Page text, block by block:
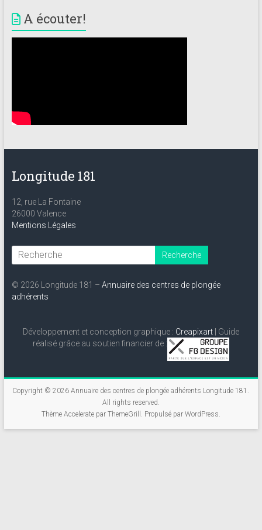
A écouter!
Longitude 181
12, rue La Fontaine
26000 Valence
Mentions Légales
© 2026 Longitude 181 – Annuaire des centres de plongée
adhérents
Développement et conception graphique : Creapixart| Guide
réalisé grâce au soutien financier de :
Copyright © 2026Annuaire des centres de plongée adhérents Longitude 181 .
All rights reserved.
Thème Acceleratepar ThemeGrill. Propulsé par WordPress.